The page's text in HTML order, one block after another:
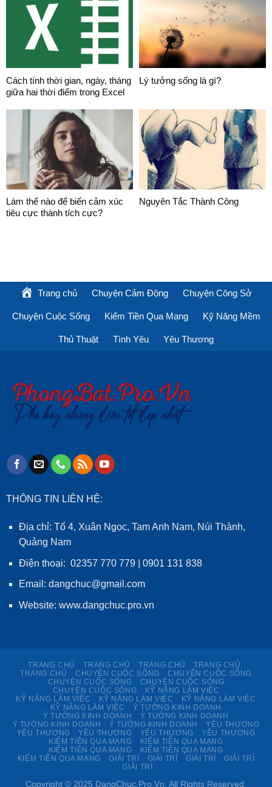
Cách tính thời gian, ngày, tháng
giữa hai thời điểm trong Excel
Lý tưởng sống là gì?
Làm thế nào để biến cảm xúc
tiêu cực thành tích cực?
Nguyên Tắc Thành Công
Trang chủ Chuyện Cảm Động Chuyện Công Sở
Chuyện Cuộc Sống Kiếm Tiền Qua Mạng Kỹ Năng Mềm
Thủ Thuật Tình Yêu Yêu Thương
THÔNG TIN LIÊN HỆ:
Địa chỉ: Tổ 4, Xuân Ngọc, Tam Anh Nam, Núi Thành,
Quảng Nam
Điện thoại: 02357 770 779 | 0901 131 838
Email: dangchuc@gmail.com
Website: www.dangchuc.pro.vn
TRANG CHỦ TRANG CHỦ TRANG CHỦ
TRANG CHỦ
TRANG CHỦ
CHUYỆN CUỘC SỐNG
CHUYỆN CUỘC SỐNG
CHUYỆN CUỘC SỐNG
CHUYỆN CUỘC SỐNG
CHUYỆN CUỘC SỐNG
KỸ NĂNG LÀM VIỆC
KỸ NĂNG LÀM VIỆC
KỸ NĂNG LÀM VIỆC
KỸ NĂNG LÀM VIỆC
KỸ NĂNG LÀM VIỆC
Ý TƯỞNG KINH DOANH
Ý TƯỞNG KINH DOANH
Ý TƯỞNG KINH DOANH
Ý TƯỞNG KINH DOANH
Ý TƯỞNG KINH DOANH
YÊU THƯƠNG
YÊU THƯƠNG
YÊU THƯƠNG YÊU THƯƠNG
YÊU THƯƠNG
KIẾM TIỀN QUA MẠNG
KIẾM TIỀN QUA MẠNG
KIẾM TIỀN QUA MẠNG
KIẾM TIỀN QUA MẠNG
KIẾM TIỀN QUA MẠNG
GIẢI TRÍ GIẢI TRÍ GIẢI TRÍ
GIẢI TRÍ
GIẢI TRÍ
Copyright © 2025 DangChuc.Pro.Vn. All Rights Reserved.